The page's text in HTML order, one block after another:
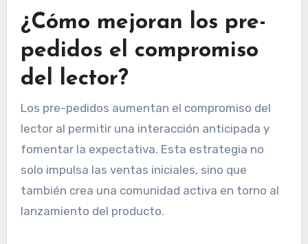
¿Cómo mejoran los pre-
pedidos el compromiso
del lector?
Los pre-pedidos aumentan el compromiso del
lector al permitir una interacción anticipada y
fomentar la expectativa. Esta estrategia no
solo impulsa las ventas iniciales, sino que
también crea una comunidad activa en torno al
lanzamiento del producto.